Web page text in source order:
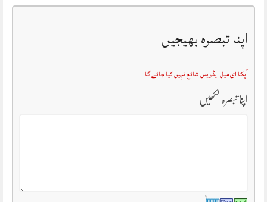
اپنا تبصرہ بھیجیں
آپکا ای میل ایڈریس شائع نہیں کیا جائے گا
اپنا تبصرہ لکھیں